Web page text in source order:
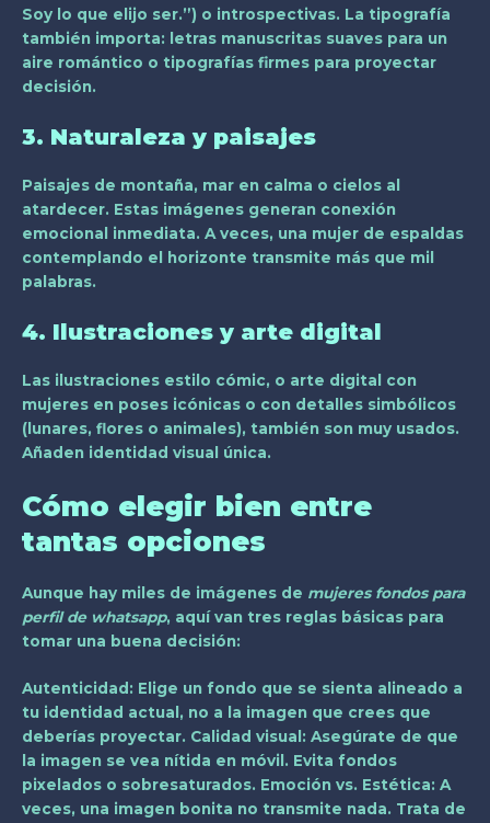
Soy lo que elijo ser.”) o introspectivas. La tipografía
también importa: letras manuscritas suaves para un
aire romántico o tipografías firmes para proyectar
decisión.
3. Naturaleza y paisajes
Paisajes de montaña, mar en calma o cielos al
atardecer. Estas imágenes generan conexión
emocional inmediata. A veces, una mujer de espaldas
contemplando el horizonte transmite más que mil
palabras.
4. Ilustraciones y arte digital
Las ilustraciones estilo cómic, o arte digital con
mujeres en poses icónicas o con detalles simbólicos
(lunares, flores o animales), también son muy usados.
Añaden identidad visual única.
Cómo elegir bien entre
tantas opciones
Aunque hay miles de imágenes de mujeres fondos para
perfil de whatsapp, aquí van tres reglas básicas para
tomar una buena decisión:
Autenticidad: Elige un fondo que se sienta alineado a
tu identidad actual, no a la imagen que crees que
deberías proyectar. Calidad visual: Asegúrate de que
la imagen se vea nítida en móvil. Evita fondos
pixelados o sobresaturados. Emoción vs. Estética: A
veces, una imagen bonita no transmite nada. Trata de